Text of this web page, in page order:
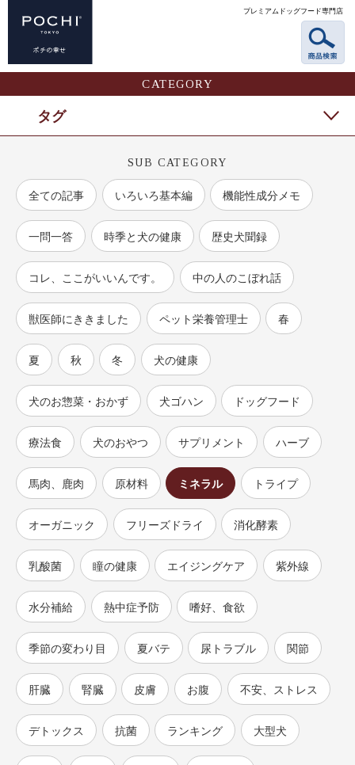
プレミアムドッグフード専門店
CATEGORY
タグ
SUB CATEGORY
全ての記事 いろいろ基本編 機能性成分メモ
一問一答 時季と犬の健康 歴史犬聞録
コレ、ここがいいんです。 中の人のこぼれ話
獣医師にききました ペット栄養管理士 春
夏 秋 冬 犬の健康
犬のお惣菜・おかず 犬ゴハン ドッグフード
療法食 犬のおやつ サプリメント ハーブ
馬肉、鹿肉 原材料 ミネラル トライプ
オーガニック フリーズドライ 消化酵素
乳酸菌 瞳の健康 エイジングケア 紫外線
水分補給 熱中症予防 嗜好、食欲
季節の変わり目 夏バテ 尿トラブル 関節
肝臓 腎臓 皮膚 お腹 不安、ストレス
デトックス 抗菌 ランキング 大型犬